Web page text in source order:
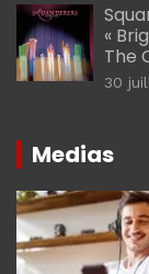
«
The
30
Medias